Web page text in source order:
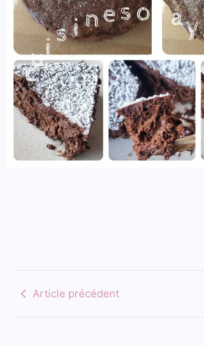
Article précédent